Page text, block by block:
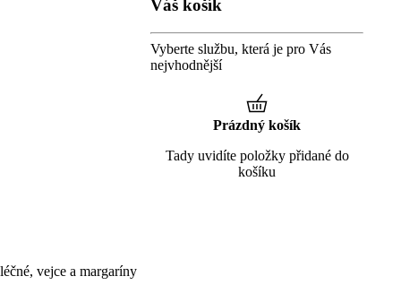
vejce a margaríny
Váš košík
Vyberte službu, která je pro Vás
nejvhodnější
Prázdný košík
Tady uvidíte položky přidané do
košíku